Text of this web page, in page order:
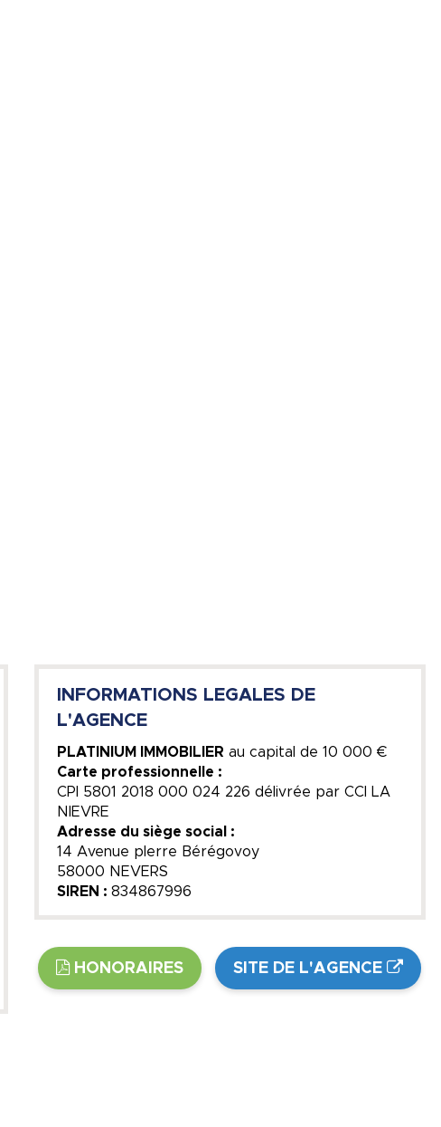
INFORMATIONS LEGALES DE
L'AGENCE
PLATINIUM IMMOBILIER au capital de 10 000 €
Carte professionnelle :
CPI 5801 2018 000 024 226 délivrée par CCI LA
NIEVRE
Adresse du siège social :
14 Avenue pIerre Bérégovoy
58000 NEVERS
SIREN : 834867996
HONORAIRES SITE DE L'AGENCE